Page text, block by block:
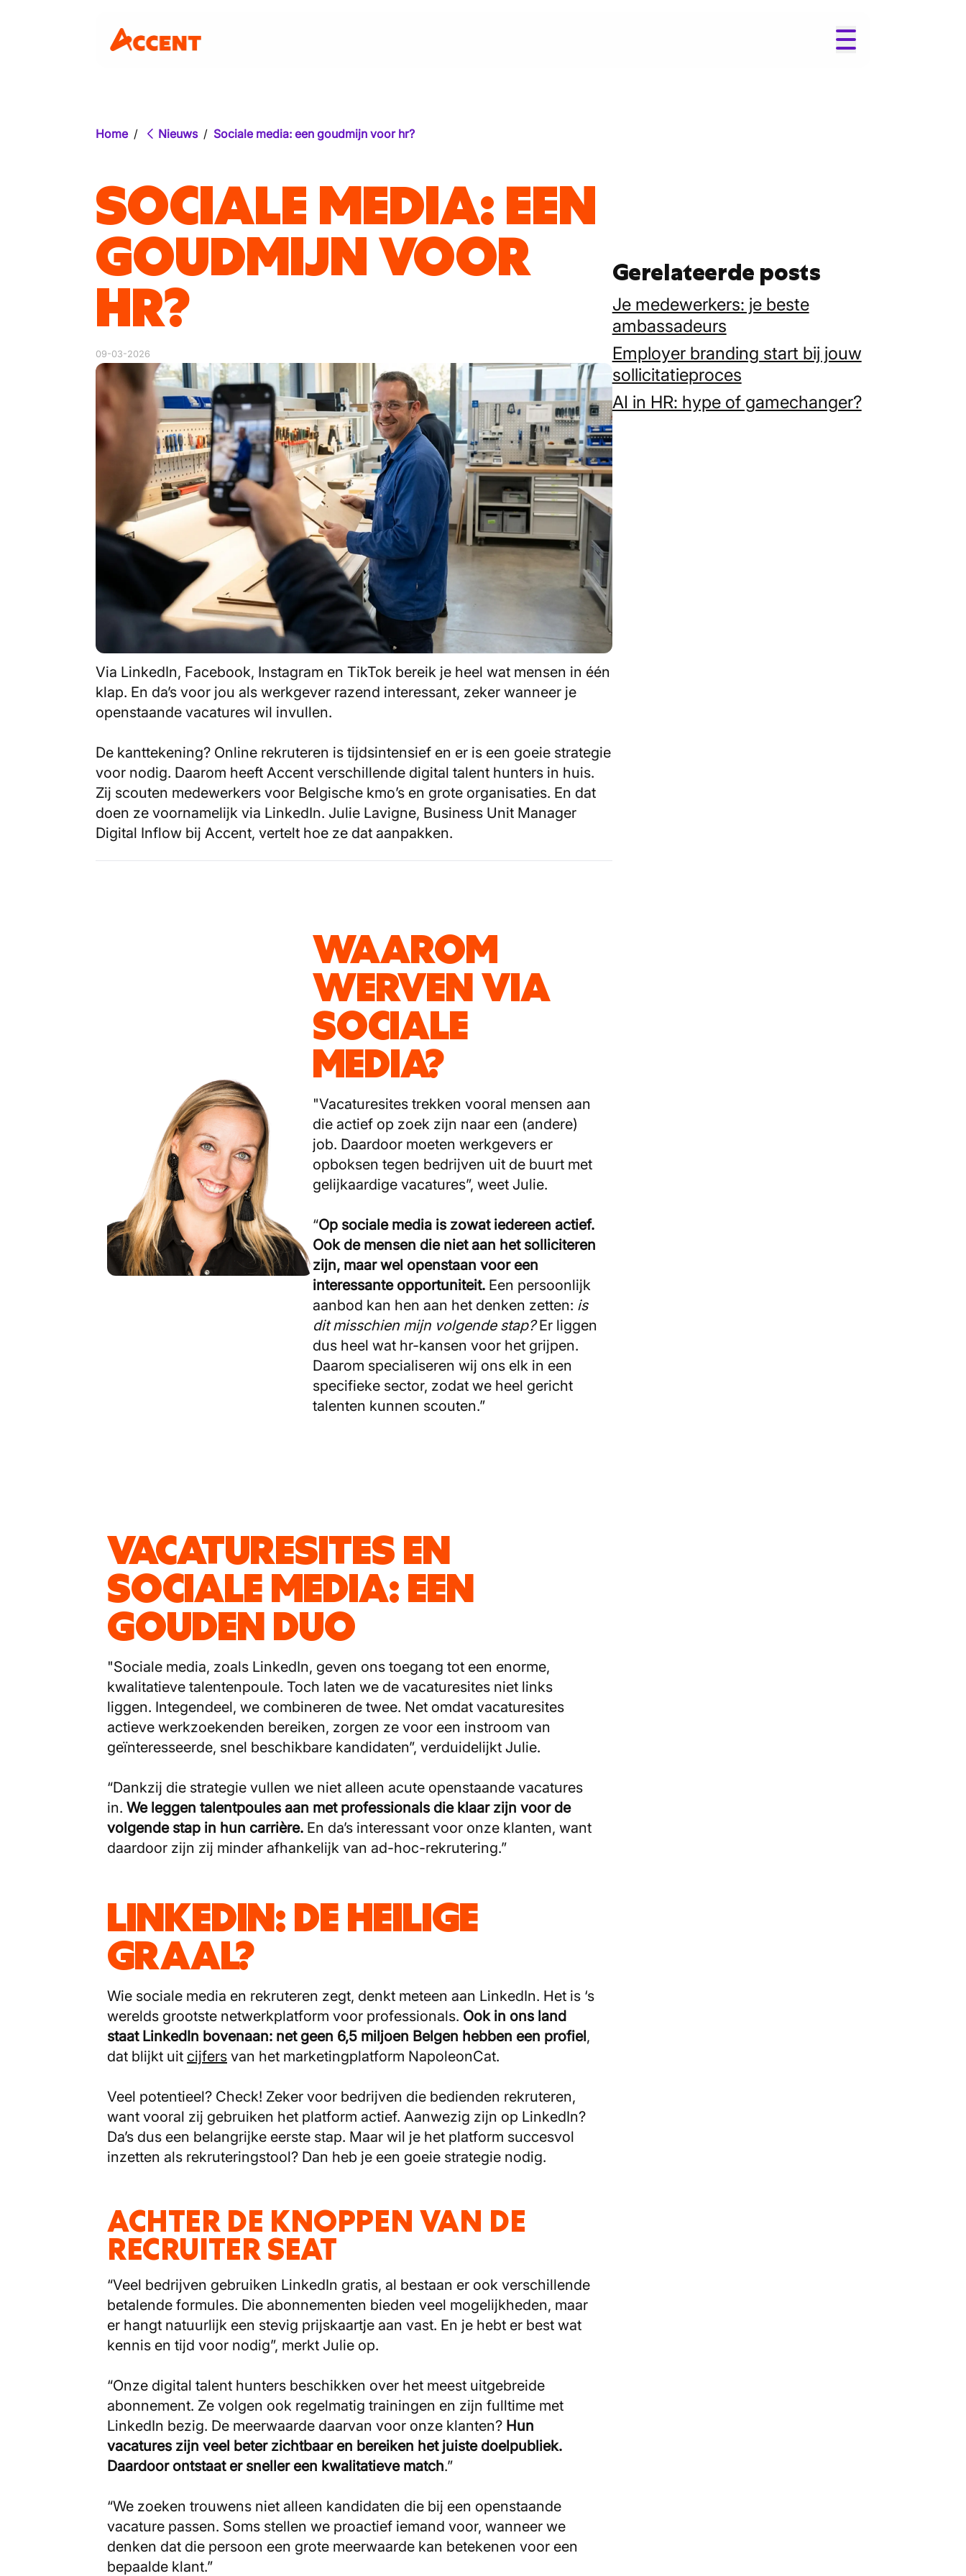
Home / Nieuws / Sociale media: een goudmijn voor hr?
SOCIALE MEDIA: EEN
GOUDMIJN VOOR
HR?
09-03-2026
Via LinkedIn, Facebook, Instagram en TikTok bereik je heel wat mensen in één
klap. En da’s voor jou als werkgever razend interessant, zeker wanneer je
openstaande vacatures wil invullen.
De kanttekening? Online rekruteren is tijdsintensief en er is een goeie strategie
voor nodig. Daarom heeft Accent verschillende digital talent hunters in huis.
Zij scouten medewerkers voor Belgische kmo’s en grote organisaties. En dat
doen ze voornamelijk via LinkedIn. Julie Lavigne, Business Unit Manager
Digital Inflow bij Accent, vertelt hoe ze dat aanpakken.
WAAROM
WERVEN VIA
SOCIALE
MEDIA?
"Vacaturesites trekken vooral mensen aan
die actief op zoek zijn naar een (andere)
job. Daardoor moeten werkgevers er
opboksen tegen bedrijven uit de buurt met
gelijkaardige vacatures”, weet Julie.
“Op sociale media is zowat iedereen actief.
Ook de mensen die niet aan het solliciteren
zijn, maar wel openstaan voor een
interessante opportuniteit. Een persoonlijk
aanbod kan hen aan het denken zetten: is
dit misschien mijn volgende stap?Er liggen
dus heel wat hr-kansen voor het grijpen.
Daarom specialiseren wij ons elk in een
specifieke sector, zodat we heel gericht
talenten kunnen scouten.”
VACATURESITES EN
SOCIALE MEDIA: EEN
GOUDEN DUO
"Sociale media, zoals LinkedIn, geven ons toegang tot een enorme,
kwalitatieve talentenpoule. Toch laten we de vacaturesites niet links
liggen. Integendeel, we combineren de twee. Net omdat vacaturesites
actieve werkzoekenden bereiken, zorgen ze voor een instroom van
geïnteresseerde, snel beschikbare kandidaten”, verduidelijkt Julie.
“Dankzij die strategie vullen we niet alleen acute openstaande vacatures
in. We leggen talentpoules aan met professionals die klaar zijn voor de
volgende stap in hun carrière. En da’s interessant voor onze klanten, want
daardoor zijn zij minder afhankelijk van ad-hoc-rekrutering.”
LINKEDIN: DE HEILIGE
GRAAL?
Wie sociale media en rekruteren zegt, denkt meteen aan LinkedIn. Het is ‘s
werelds grootste netwerkplatform voor professionals. Ook in ons land
staat LinkedIn bovenaan: net geen 6,5 miljoen Belgen hebben een profiel,
dat blijkt uit cijfers van het marketingplatform NapoleonCat.
Veel potentieel? Check! Zeker voor bedrijven die bedienden rekruteren,
want vooral zij gebruiken het platform actief. Aanwezig zijn op LinkedIn?
Da’s dus een belangrijke eerste stap. Maar wil je het platform succesvol
inzetten als rekruteringstool? Dan heb je een goeie strategie nodig.
ACHTER DE KNOPPEN VAN DE
RECRUITER SEAT
“Veel bedrijven gebruiken LinkedIn gratis, al bestaan er ook verschillende
betalende formules. Die abonnementen bieden veel mogelijkheden, maar
er hangt natuurlijk een stevig prijskaartje aan vast. En je hebt er best wat
kennis en tijd voor nodig”, merkt Julie op.
“Onze digital talent hunters beschikken over het meest uitgebreide
abonnement. Ze volgen ook regelmatig trainingen en zijn fulltime met
LinkedIn bezig. De meerwaarde daarvan voor onze klanten? Hun
vacatures zijn veel beter zichtbaar en bereiken het juiste doelpubliek.
Daardoor ontstaat er sneller een kwalitatieve match.”
“We zoeken trouwens niet alleen kandidaten die bij een openstaande
vacature passen. Soms stellen we proactief iemand voor, wanneer we
denken dat die persoon een grote meerwaarde kan betekenen voor een
bepaalde klant.”
Gerelateerde posts
Je medewerkers: je beste
ambassadeurs
Employer branding start bij jouw
sollicitatieproces
AI in HR: hype of gamechanger?